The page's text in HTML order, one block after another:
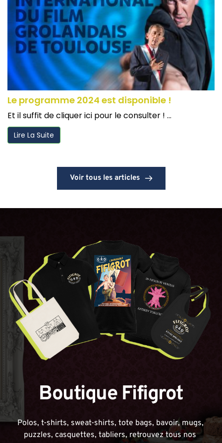
Le programme 2024 est disponible !
Et il suffit de cliquer ici pour le consulter ! ...
Lire La Suite
Voir tous les articles
Boutique Fifigrot
Polos, t-shirts, sweat-shirts, tote bags, bavoir, mugs,
puzzles, casquettes, tabliers, retrouvez tous nos